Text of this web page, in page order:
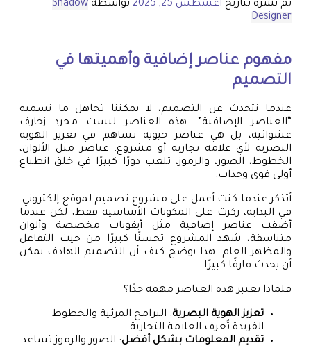
تم نشره بتاريخ أغسطس 25, 2025 بواسطة Shadow
Designer
مفهوم عناصر إضافية وأهميتها في
التصميم
عندما نتحدث عن التصميم، لا يمكننا تجاهل ما نسميه
“العناصر الإضافية”. هذه العناصر ليست مجرد زخارف
عشوائية، بل هي عناصر حيوية تساهم في تعزيز الهوية
البصرية لأي علامة تجارية أو مشروع. عناصر مثل الألوان،
الخطوط، الصور، والرموز، تلعب دورًا كبيرًا في خلق انطباع
أولي قوي وجذاب.
أتذكر عندما كنت أعمل على مشروع تصميم لموقع إلكتروني.
في البداية، ركزت على المكونات الأساسية فقط، لكن عندما
أضفت عناصر إضافية مثل أيقونات مخصصة وألوان
متناسقة، شهد المشروع تحسنًا كبيرًا من حيث التفاعل
والمظهر العام. هذا يوضح كيف أن التصميم الهادف يمكن
أن يحدث فارقًا كبيرًا.
فلماذا تعتبر هذه العناصر مهمة جدًا؟
تعزيز الهوية البصرية: البرامج المرئية والخطوط
الفريدة تُعرف العلامة التجارية.
تقديم المعلومات بشكل أفضل: الصور والرموز تساعد